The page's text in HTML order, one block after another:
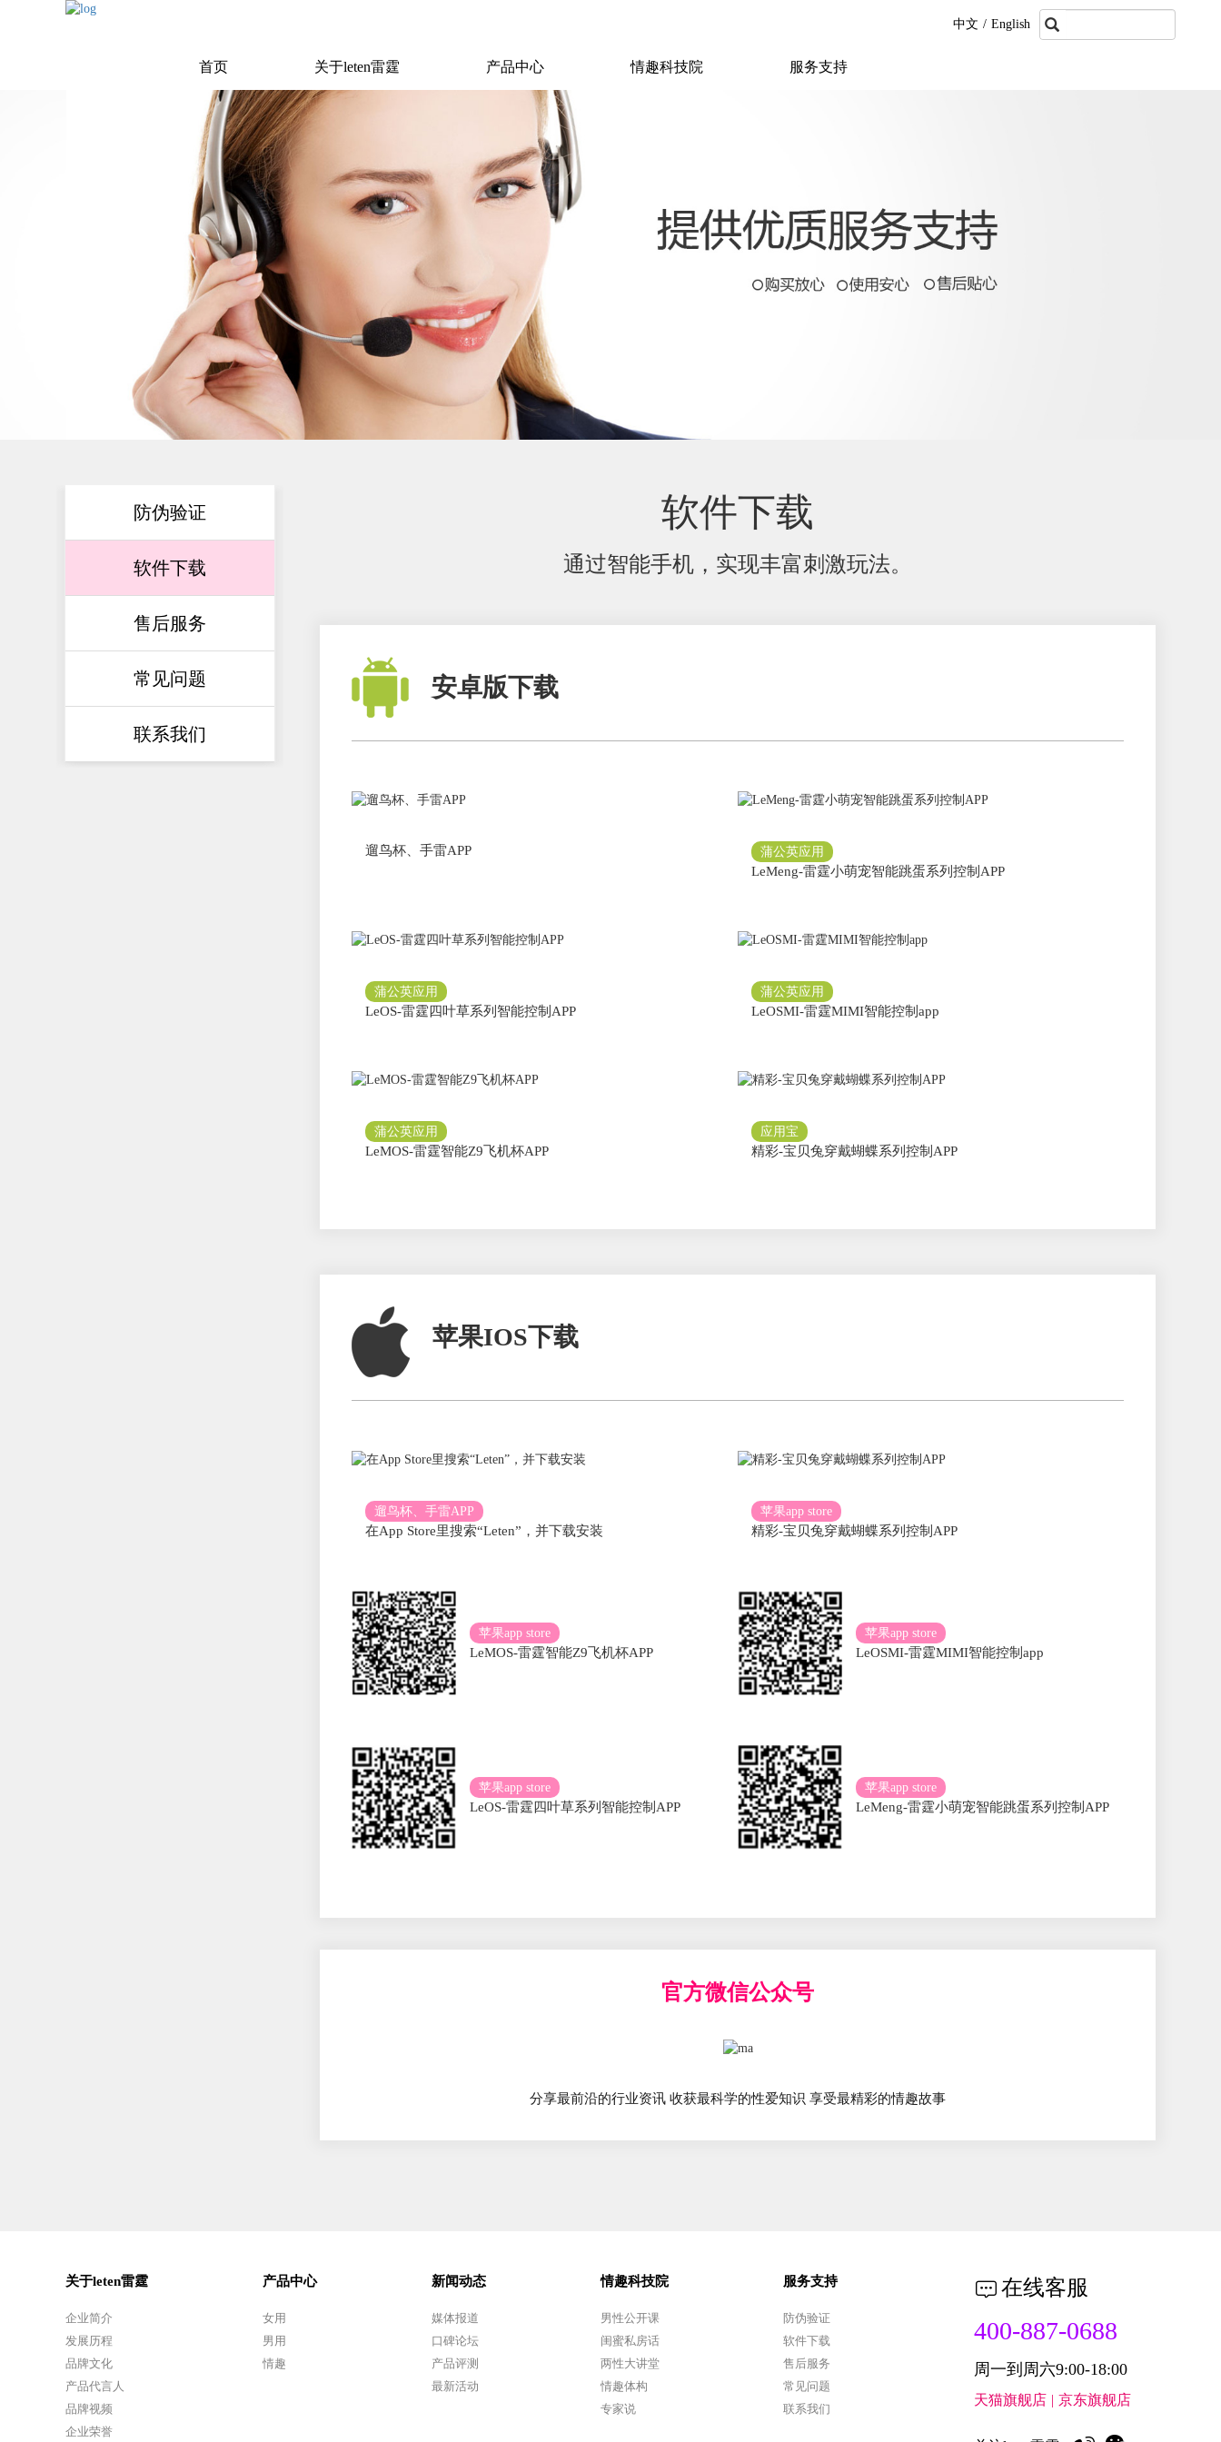
首页 关于leten雷霆 产品中心 情趣科技院 服务支持
中文 / English
防伪验证
软件下载
售后服务
常见问题
联系我们
软件下载
通过智能手机，实现丰富刺激玩法。
安卓版下载
遛鸟杯、手雷APP 蒲公英应用
LeMeng-雷霆小萌宠智能跳蛋系列控制APP
蒲公英应用
LeOS-雷霆四叶草系列智能控制APP
蒲公英应用
LeOSMI-雷霆MIMI智能控制app
蒲公英应用
LeMOS-雷霆智能Z9飞机杯APP
应用宝
精彩-宝贝兔穿戴蝴蝶系列控制APP
苹果IOS下载
遛鸟杯、手雷APP
在App Store里搜索“Leten”，并下载安装
苹果app store
精彩-宝贝兔穿戴蝴蝶系列控制APP
苹果app store
LeMOS-雷霆智能Z9飞机杯APP
苹果app store
LeOSMI-雷霆MIMI智能控制app
苹果app store
LeOS-雷霆四叶草系列智能控制APP
苹果app store
LeMeng-雷霆小萌宠智能跳蛋系列控制APP
官方微信公众号
分享最前沿的行业资讯 收获最科学的性爱知识 享受最精彩的情趣故事
关于leten雷霆
企业简介
发展历程
品牌文化
产品代言人
品牌视频
企业荣誉
产品中心
女用
男用
情趣
新闻动态
媒体报道
口碑论坛
产品评测
最新活动
情趣科技院
男性公开课
闺蜜私房话
两性大讲堂
情趣体构
专家说
服务支持
防伪验证
软件下载
售后服务
常见问题
联系我们
在线客服
400-887-0688
周一到周六9:00-18:00
天猫旗舰店 | 京东旗舰店